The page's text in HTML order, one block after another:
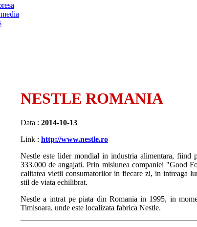
NESTLE ROMANIA
Data : 2014-10-13
Link : http://www.nestle.ro
Nestle este lider mondial in industria alimentara,
333.000 de angajati. Prin misiunea companiei "Good
calitatea vietii consumatorilor in fiecare zi, in intreaga
stil de viata echilibrat.
Nestle a intrat pe piata din Romania in 1995, in
Timisoara, unde este localizata fabrica Nestle.